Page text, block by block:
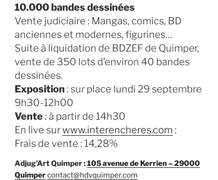
10.000 bandes dessinées
Vente judiciaire : Mangas, comics, BD
anciennes et modernes, figurines…
Suite à liquidation de BDZEF de Quimper,
vente de 350 lots d’environ 40 bandes
dessinées.
Exposition : sur place lundi 29 septembre
9h30-12h00
Vente : à partir de 14h30
En live surwww.interencheres.com :
Frais de vente : 14,28%
Adjug’Art Quimper :105 avenue de Kerrien – 29000
Quimpercontact@hdvquimper.com